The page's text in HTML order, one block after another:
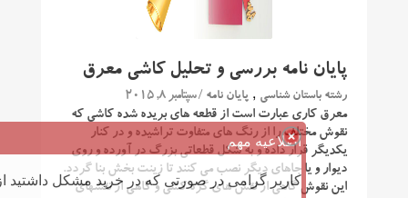
پایان نامه بررسی و تحلیل کاشی معرق
رشته باستان شناسی , پایان نامه / سپتامبر 8, 2015
معرق کاری عبارت است از قطعه های بریده شده کاشی که
نقوش مختلف را از رنگ های متفاوت تراشیده و در کنار
یکدیگر قرار داده و به شکل قطعاتی بزرگ در آورده و روی
دیوار و یا جاهای دیگر نصب می کنند تا زینت بخش بنا گردد.
این نقوش گاهی از نقش های گره کشی و گاهی از نقشهای
اطلاعیه مهم
کاربر گرامی در صورتی که در خرید مشکل داشتید